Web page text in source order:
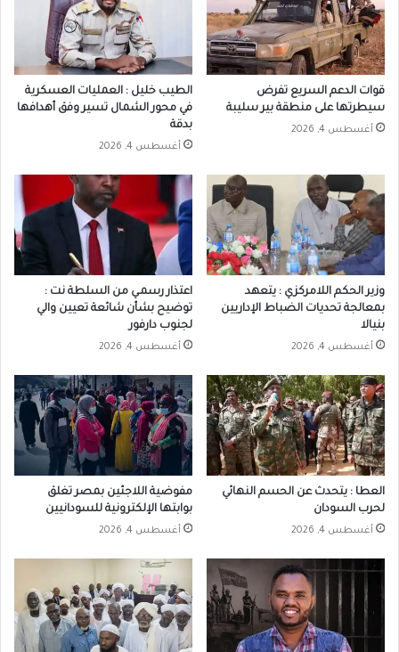
قوات الدعم السريع تفرض
سيطرتها على منطقة بير سليبة
أغسطس 4, 2026
الطيب خليل : العمليات العسكرية
في محور الشمال تسير وفق أهدافها
بدقة
أغسطس 4, 2026
وزير الحكم اللامركزي : يتعهد
بمعالجة تحديات الضباط الإداريين
بنيالا
أغسطس 4, 2026
اعتذار رسمـي من السلطة نت :
توضيح بشأن شائعة تعيين والي
لجنوب دارفور
أغسطس 4, 2026
العطا : يتحدث عن الحسم النهائي
لحرب السودان
أغسطس 4, 2026
مفوضية اللاجئين بمصر تغلق
بوابتها الإلكترونية للسودانيين
أغسطس 4, 2026